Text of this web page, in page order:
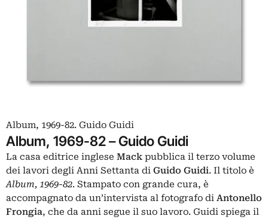
Album, 1969-82. Guido Guidi
Album, 1969-82 – Guido Guidi
La casa editrice inglese Mack pubblica il terzo volume
dei lavori degli Anni Settanta di Guido Guidi. Il titolo è
Album, 1969-82. Stampato con grande cura, è
accompagnato da un’intervista al fotografo di Antonello
Frongia, che da anni segue il suo lavoro. Guidi spiega il